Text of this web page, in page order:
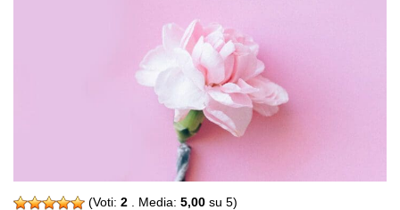
(Voti: 2 . Media: 5,00 su 5)